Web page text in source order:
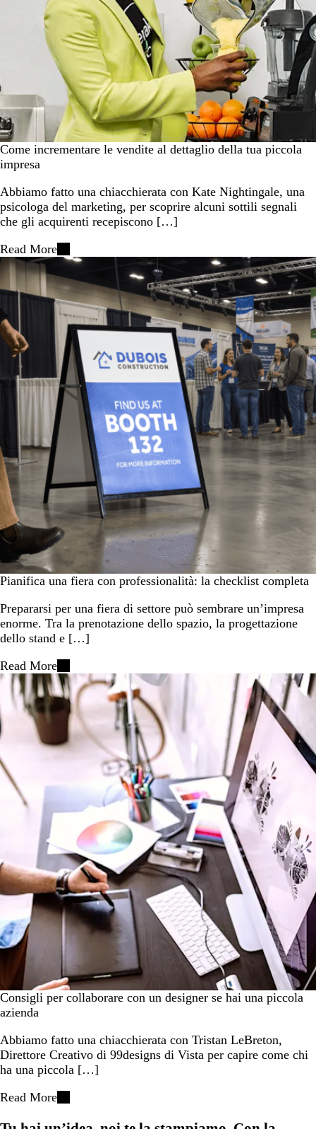
Come incrementare le vendite al dettaglio della tua piccola
impresa
Abbiamo fatto una chiacchierata con Kate Nightingale, una
psicologa del marketing, per scoprire alcuni sottili segnali
che gli acquirenti recepiscono […]
Read More
Pianifica una fiera con professionalità: la checklist completa
Prepararsi per una fiera di settore può sembrare un’impresa
enorme. Tra la prenotazione dello spazio, la progettazione
dello stand e […]
Read More
Consigli per collaborare con un designer se hai una piccola
azienda
Abbiamo fatto una chiacchierata con Tristan LeBreton,
Direttore Creativo di 99designs di Vista per capire come chi
ha una piccola […]
Read More